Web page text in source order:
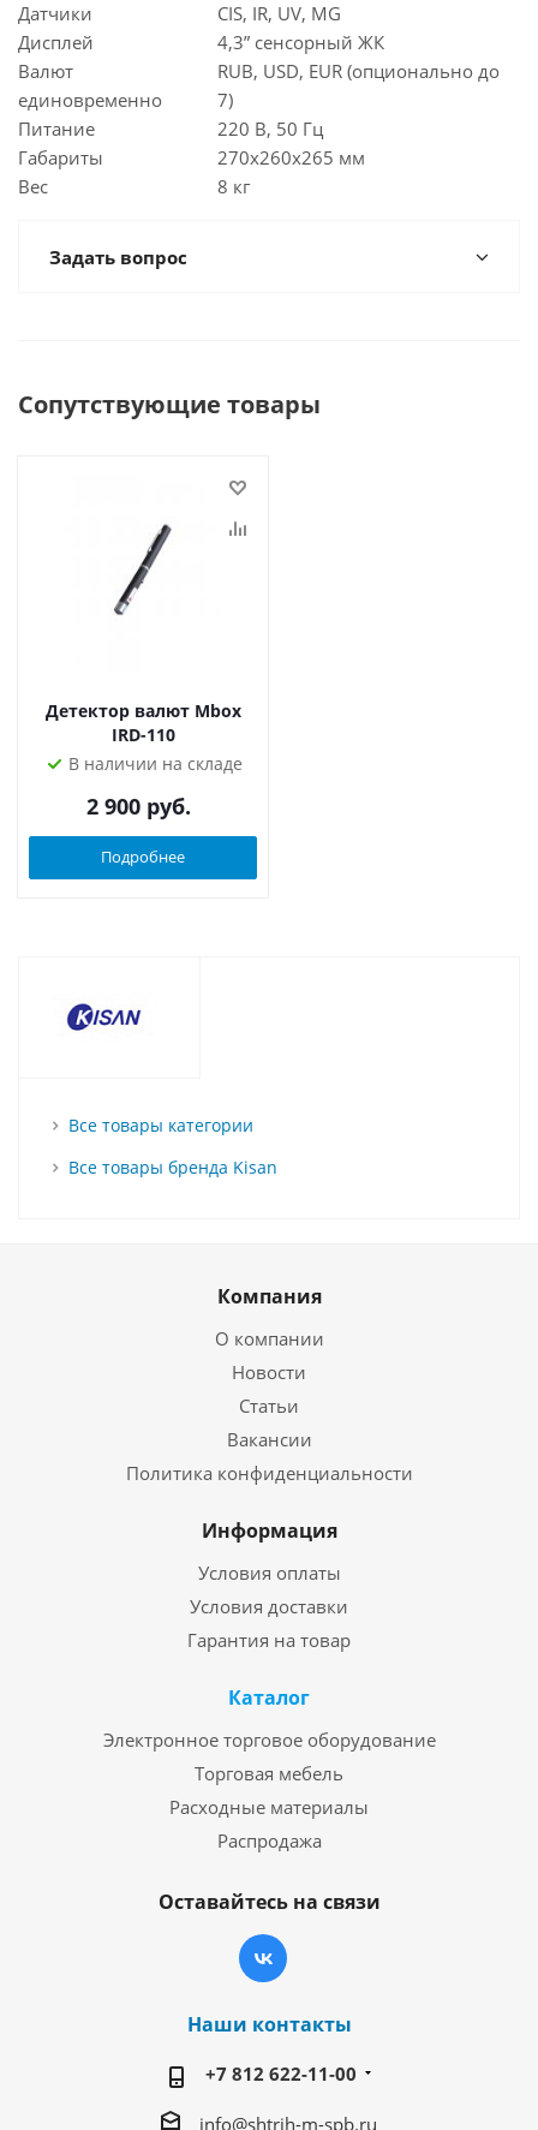
Датчики
CIS, IR, UV, MG
Дисплей
4,3” сенсорный ЖК
Валют
единовременно
RUB, USD, EUR (опционально до
7)
Питание
220 В, 50 Гц
Габариты
270x260x265 мм
Вес
8 кг
Задать вопрос
Сопутствующие товары
Детектор валют Mbox
IRD-110
В наличии на складе
2 900 руб.
Подробнее
Все товары категории
Все товары бренда Kisan
Компания
О компании
Новости
Статьи
Вакансии
Политика конфиденциальности
Информация
Условия оплаты
Условия доставки
Гарантия на товар
Каталог
Электронное торговое оборудование
Торговая мебель
Расходные материалы
Распродажа
Оставайтесь на связи
Наши контакты
+7 812 622-11-00
info@shtrih-m-spb.ru